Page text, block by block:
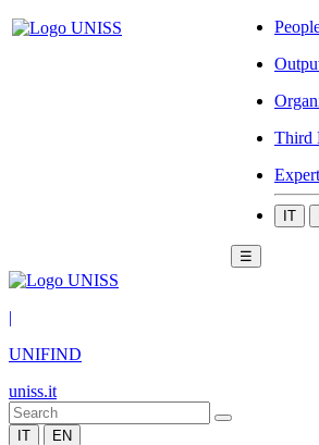
Third
IT
☰
|
UNIFIND
uniss.it
IT EN